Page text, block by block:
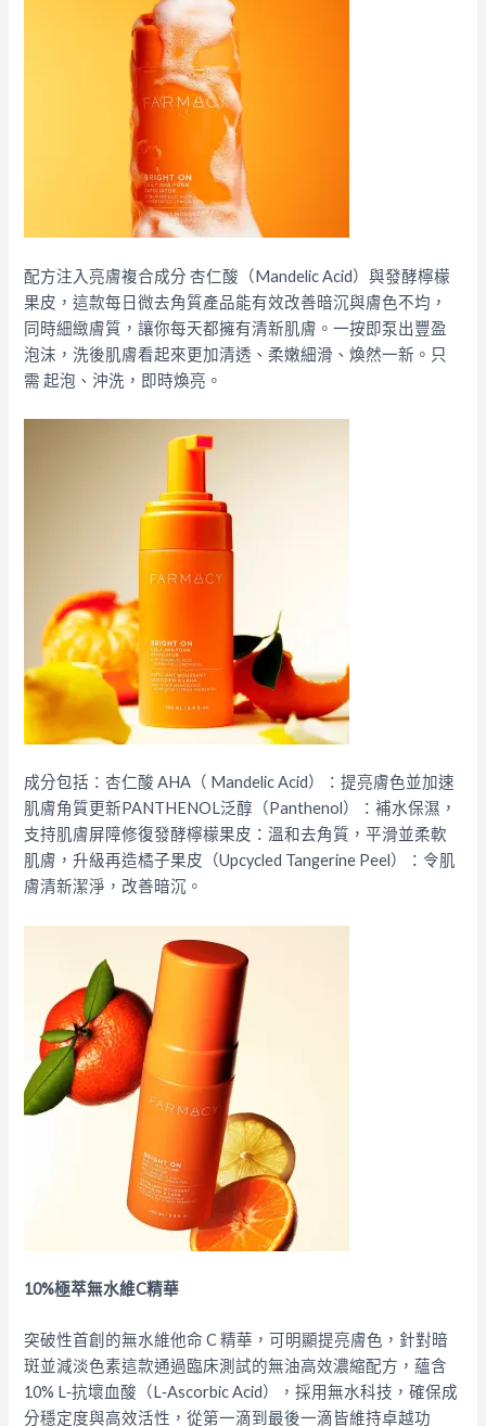
配方注入亮膚複合成分 杏仁酸（Mandelic Acid）與發酵檸檬
果皮，這款每日微去角質產品能有效改善暗沉與膚色不均，
同時細緻膚質，讓你每天都擁有清新肌膚。一按即泵出豐盈
泡沫，洗後肌膚看起來更加清透、柔嫩細滑、煥然一新。只
需 起泡、沖洗，即時煥亮。
成分包括：杏仁酸 AHA（ Mandelic Acid）：提亮膚色並加速
肌膚⻆質更新PANTHENOL泛醇（Panthenol）：補水保濕，
支持肌膚屏障修復發酵檸檬果皮：溫和去角質，平滑並柔軟
肌膚，升級再造橘子果皮（Upcycled Tangerine Peel）：令肌
膚清新潔淨，改善暗沉。
10%極萃無水維C精華
突破性首創的無水維他命 C 精華，可明顯提亮膚色，針對暗
斑並減淡色素這款通過臨床測試的無油高效濃縮配方，蘊含
10% L‑抗壞血酸（L‑Ascorbic Acid），採用無水科技，確保成
分穩定度與高效活性，從第一滴到最後⼀滴皆維持卓越功